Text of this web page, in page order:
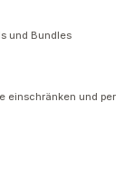
und Bundles
einschränken und per